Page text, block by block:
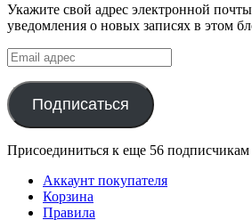
Укажите свой адрес электронной
уведомления о новых записях в этом
Email
адрес
Подписаться
Присоединиться к еще 56 подписчикам
Аккаунт покупателя
Корзина
Правила